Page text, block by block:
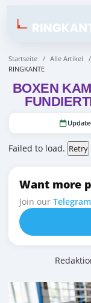
Startseite / Alle Artikel /
RINGKANTE
BOXEN
Failed to load. Retry
Want more
Join our